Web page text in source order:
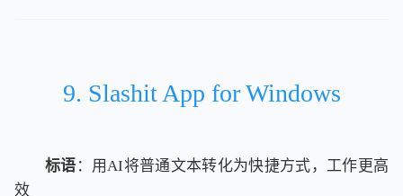
9. Slashit App for Windows
标语 ：用AI将普通文本转化为快捷方式，工作更高
效